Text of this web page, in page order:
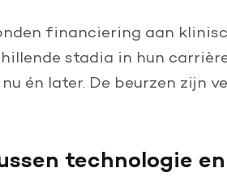
financiering aan
stadia in hun
én later. De beurzen zijn
technologie